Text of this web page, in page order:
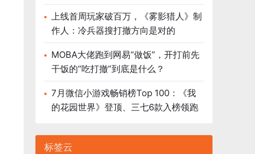
上线首周玩家破百万，《雾影猎人》制
作人：冷兵器搜打撤方向是对的
MOBA大佬跑到网易“做饭”，开打前先
干饭的“吃打撤”到底是什么？
7月微信小游戏畅销榜Top 100：《我
的花园世界》登顶、三七6款入榜领跑
标签云